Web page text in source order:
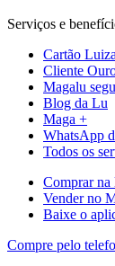
Serviços e
Cartão Luiza
Cliente
Magalu
Blog da Lu
Maga +
WhatsApp
Todos os
Comprar na
Vender no
Baixe o
Compre pelo